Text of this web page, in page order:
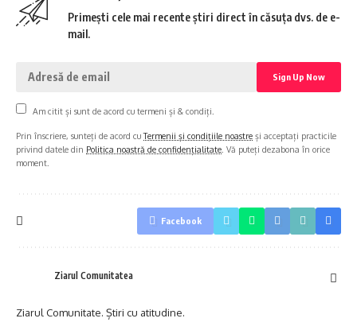
Primești cele mai recente știri direct în căsuța dvs. de e-
mail.
Am citit și sunt de acord cu termeni și & condiți.
Prin înscriere, sunteți de acord cuTermenii și condițiile noastre și acceptați practicile
privind datele din Politica noastră de confidențialitate . Vă puteți dezabona în orice
moment.
Facebook
Ziarul Comunitatea
Ziarul Comunitate. Știri cu atitudine.